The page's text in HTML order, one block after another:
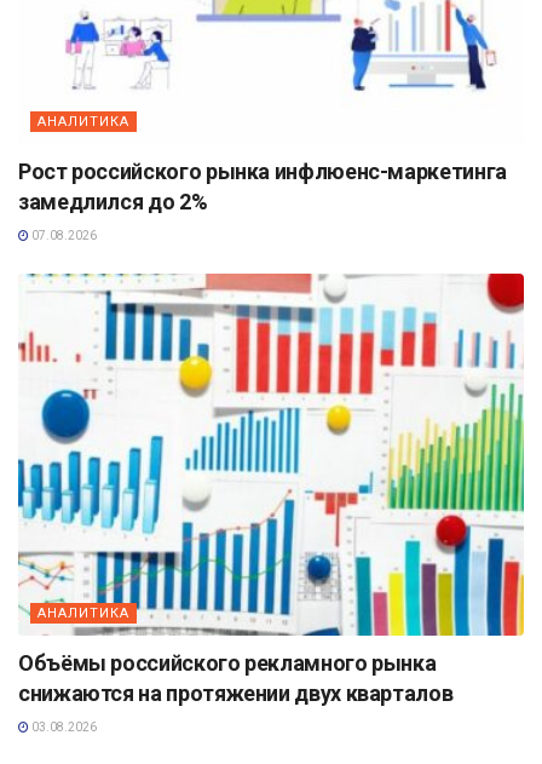
АНАЛИТИКА
Рост российского рынка инфлюенс-маркетинга
замедлился до 2%
07.08.2026
АНАЛИТИКА
Объёмы российского рекламного рынка
снижаются на протяжении двух кварталов
03.08.2026